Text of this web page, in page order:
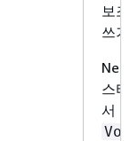
보조
쓰기
스터
서 수